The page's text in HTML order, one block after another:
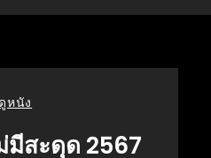
ดูหนัง
มีสะดุด 2567